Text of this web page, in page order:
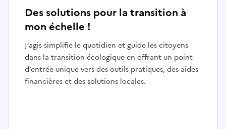
Des solutions pour la transition à
mon échelle !
J’agis simplifie le quotidien et guide les citoyens
dans la transition écologique en offrant un point
d’entrée unique vers des outils pratiques, des aides
financières et des solutions locales.